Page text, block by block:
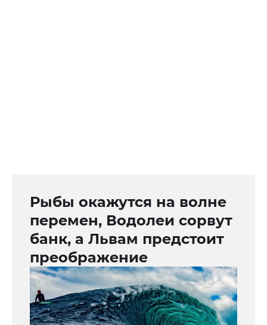
Рыбы окажутся на волне
перемен, Водолеи сорвут
банк, а Львам предстоит
преображение